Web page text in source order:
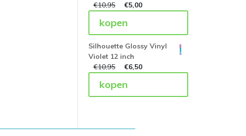
€10,95 €5,00
kopen
Silhouette Glossy Vinyl
Violet 12 inch
€10,95 €6,50
kopen